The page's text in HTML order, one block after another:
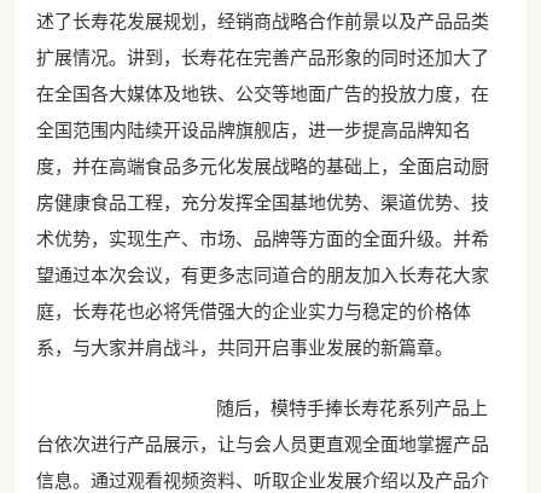
述了长寿花发展规划，经销商战略合作前景以及产品品类
扩展情况。讲到，长寿花在完善产品形象的同时还加大了
在全国各大媒体及地铁、公交等地面广告的投放力度，在
全国范围内陆续开设品牌旗舰店，进一步提高品牌知名
度，并在高端食品多元化发展战略的基础上，全面启动厨
房健康食品工程，充分发挥全国基地优势、渠道优势、技
术优势，实现生产、市场、品牌等方面的全面升级。并希
望通过本次会议，有更多志同道合的朋友加入长寿花大家
庭，长寿花也必将凭借强大的企业实力与稳定的价格体
系，与大家并肩战斗，共同开启事业发展的新篇章。
随后，模特手捧长寿花系列产品上
台依次进行产品展示，让与会人员更直观全面地掌握产品
信息。通过观看视频资料、听取企业发展介绍以及产品介